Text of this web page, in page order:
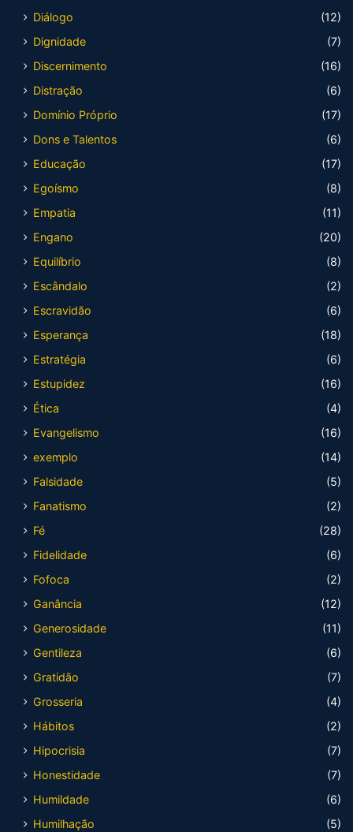
Diálogo
(12)
Dignidade
(7)
Discernimento
(16)
Distração
(6)
Domínio Próprio
(17)
Dons e Talentos
(6)
Educação
(17)
Egoísmo
(8)
Empatia
(11)
Engano
(20)
Equilíbrio
(8)
Escândalo
(2)
Escravidão
(6)
Esperança
(18)
Estratégia
(6)
Estupidez
(16)
Ética
(4)
Evangelismo
(16)
exemplo
(14)
Falsidade
(5)
Fanatismo
(2)
Fé
(28)
Fidelidade
(6)
Fofoca
(2)
Ganância
(12)
Generosidade
(11)
Gentileza
(6)
Gratidão
(7)
Grosseria
(4)
Hábitos
(2)
Hipocrisia
(7)
Honestidade
(7)
Humildade
(6)
Humilhação
(5)